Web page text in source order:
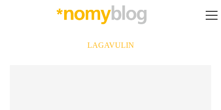
LAGAVULIN